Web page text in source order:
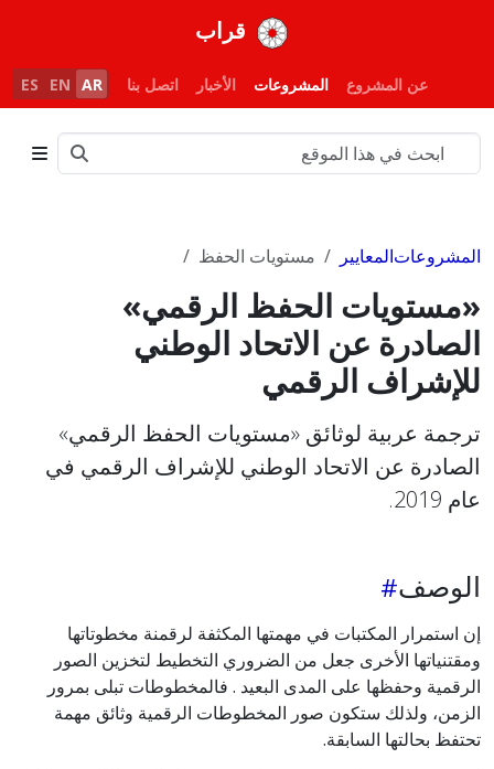
قراب
عن المشروع المشروعات الأخبار اتصل بنا AR
EN
ES
المشروعاتالمعايير مستويات الحفظ
«مستويات الحفظ الرقمي»
الصادرة عن الاتحاد الوطني
للإشراف الرقمي
ترجمة عربية لوثائق «مستويات الحفظ الرقمي»
الصادرة عن الاتحاد الوطني للإشراف الرقمي في
عام 2019.
الوصف
إن استمرار المكتبات في مهمتها المكثفة لرقمنة مخطوتاتها
ومقتنياتها الأخرى جعل من الضروري التخطيط لتخزين الصور
الرقمية وحفظها على المدى البعيد . فالمخطوطات تبلى بمرور
الزمن، ولذلك ستكون صور المخطوطات الرقمية وثائق مهمة
تحتفظ بحالتها السابقة.